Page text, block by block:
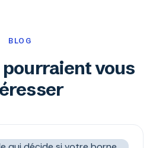
BLOG
vous